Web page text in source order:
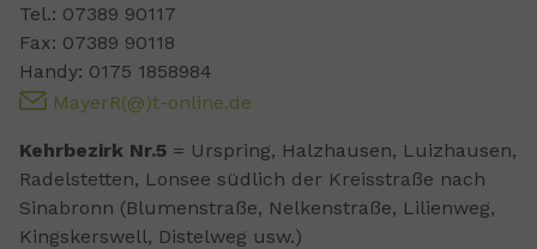
Tel.: 07389 90117
Fax: 07389 90118
Handy: 0175 1858984
MayerR(@)t-online.de
Kehrbezirk Nr.5 = Urspring, Halzhausen, Luizhausen,
Radelstetten, Lonsee südlich der Kreisstraße nach
Sinabronn (Blumenstraße, Nelkenstraße, Lilienweg,
Kingskerswell, Distelweg usw.)